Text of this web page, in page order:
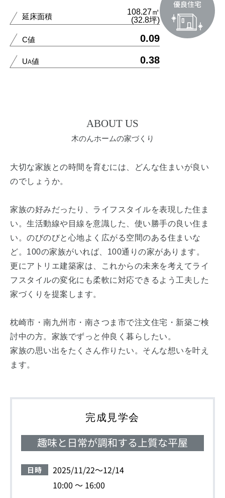
延床面積
108.27㎡
(32.8坪)
C値 0.09
UA値 0.38
ABOUT US
木のんホームの家づくり
大切な家族との時間を育むには、どんな住まいが良い
のでしょうか。
家族の好みだったり、ライフスタイルを表現した住ま
い。生活動線や目線を意識した、使い勝手の良い住ま
い。のびのびと心地よく広がる空間のある住まいな
ど。100の家族がいれば、100通りの家があります。
更にアトリエ建築家は、これからの未来を考えてライ
フスタイルの変化にも柔軟に対応できるよう工夫した
家づくりを提案します。
枕崎市・南九州市・南さつま市で注文住宅・新築ご検
討中の方。家族でずっと仲良く暮らしたい。
家族の思い出をたくさん作りたい。そんな想いを叶え
ます。
完成見学会
趣味と日常が調和する上質な平屋
日時
2025/11/22～12/14
10:00 ～ 16:00